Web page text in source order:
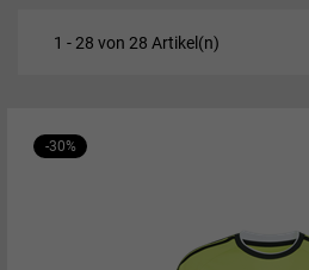
1 - 28 von 28 Artikel(n)
-30%